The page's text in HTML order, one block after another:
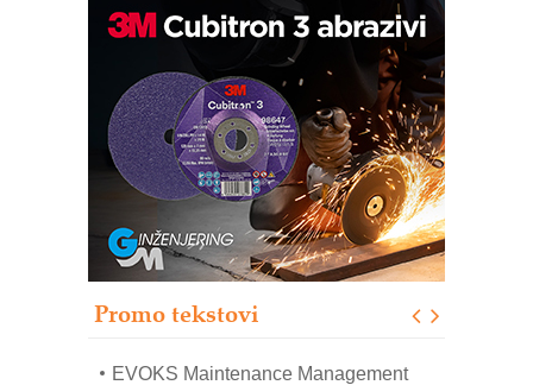
Promo tekstovi
Trajna oznaka kao dugoročna korist
Bezbednost na prvom mestu!
IB BLUMENAUER - više od 40 godina
poverenja u industriji
RMQ-TITAN ADVANCED INDICATOR
– Pametna signalizacija za efikasnije
upravljanje mašinama
Sigurnije ispitivanje transformatora u
solarnim elektranama i vetroparkovima
EVOKS Maintenance Management